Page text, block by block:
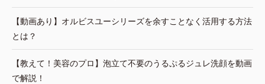
【動画あり】オルビスユーシリーズを余すことなく活用する方法
とは？
【教えて！美容のプロ】泡立て不要のうるぷるジュレ洗顔を動画
で解説！